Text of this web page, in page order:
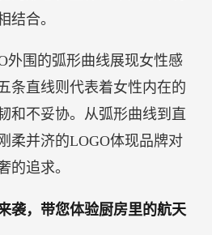
三代LOGO
的品牌核心象征中国红山茶
中的窗花图案，以简洁柔和
的形态，整体简单大方，将
结合。